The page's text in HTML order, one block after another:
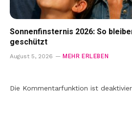
Sonnenfinsternis 2026: So
geschützt
August 5, 2026 MEHR ERLEBEN
Die Kommentarfunktion ist